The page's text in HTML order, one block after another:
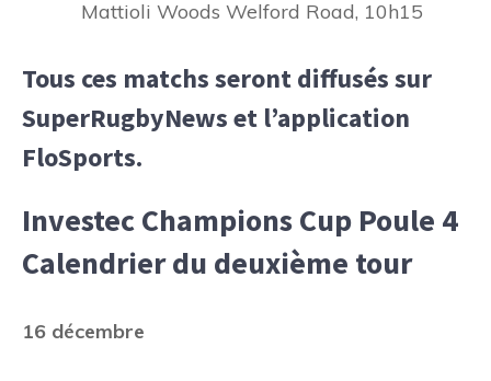
Mattioli Woods Welford Road, 10h15
Tous ces matchs seront diffusés sur
SuperRugbyNews et l’application
FloSports.
Investec Champions Cup Poule 4
Calendrier du deuxième tour
16 décembre